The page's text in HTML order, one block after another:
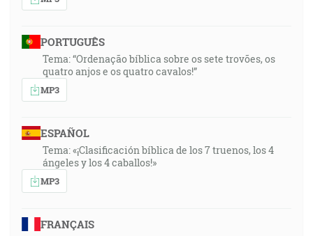
PORTUGUÊS
Tema: “Ordenação bíblica sobre os sete trovões, os
quatro anjos e os quatro cavalos!”
MP3
ESPAÑOL
Tema: «¡Clasificación bíblica de los 7 truenos, los 4
ángeles y los 4 caballos!»
MP3
FRANÇAIS